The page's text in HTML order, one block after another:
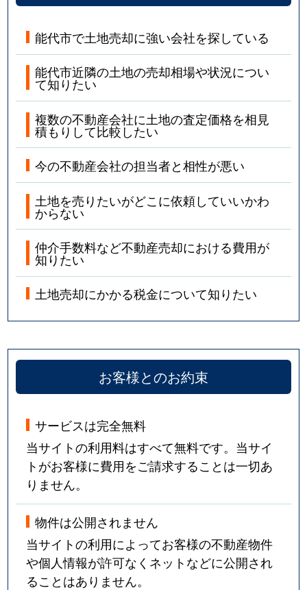
能代市で土地売却に強い会社を探している
能代市近隣の土地の売却相場や状況につい
て知りたい
複数の不動産会社に土地の査定価格を相見
積もりして比較したい
今の不動産会社の担当者と相性が悪い
土地を売りたいがどこに依頼していいかわ
からない
仲介手数料など不動産売却における費用が
知りたい
土地売却にかかる税金について知りたい
お客様とのお約束
サービスは完全無料
当サイトの利用料はすべて無料です。当サイ
トがお客様に費用をご請求することは一切あ
りません。
物件は公開されません
当サイトの利用によってお客様の不動産物件
や個人情報が許可なくネットなどに公開され
ることはありません。